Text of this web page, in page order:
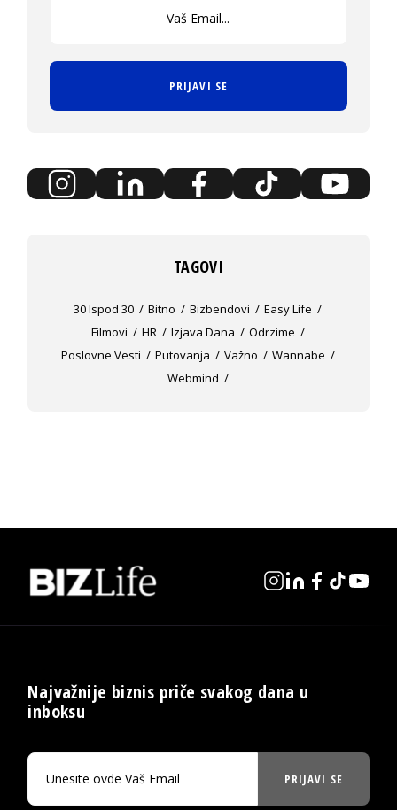
PRIJAVI SE
TAGOVI
30 Ispod 30 Bitno Bizbendovi
Easy Life
Filmovi
HR Izjava Dana
Odrzime
Poslovne Vesti
Putovanja Važno
Wannabe
Webmind
Najvažnije biznis priče svakog dana u
inboksu
PRIJAVI SE